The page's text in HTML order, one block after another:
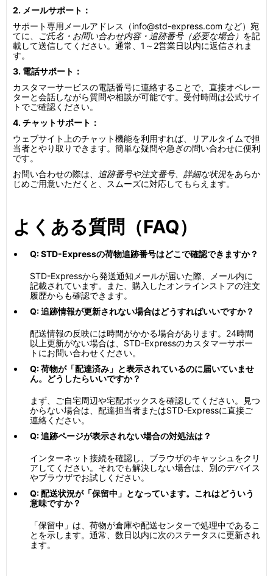
2. メールサポート：
サポート専用メールアドレス（info@std-express.com など）宛
てに、
ご氏名・お問い合わせ内容・追跡番号（必要な場合） を記
載して送信してください。通常、1～2営業日以内に返信されま
す。
3. 電話サポート：
カスタマーサービスの電話番号に連絡することで、直接オペレー
ターと会話しながら質問や相談が可能です。受付時間は公式サイ
トでご確認ください。
4. チャットサポート：
ウェブサイト上のチャット機能を利用すれば、リアルタイムで担
当者とやり取りできます。簡単な疑問や急ぎの問い合わせに便利
です。
お問い合わせの際は、
追跡番号や注文番号、詳細な状況をあらか
じめご用意いただくと、スムーズに対応してもらえます。
よくある質問（FAQ）
Q: STD-Expressの荷物追跡番号はどこで確認できますか？
STD-Expressから発送通知メールが届いた際、メール内に
記載されています。また、購入したオンラインストアの注文
履歴からも確認できます。
Q: 追跡情報が更新されない場合はどうすればいいですか？
配送情報の反映には時間がかかる場合があります。24時間
以上更新がない場合は、STD-Expressのカスタマーサポー
トにお問い合わせください。
Q: 荷物が「配達済み」と表示されているのに届いていませ
ん。どうしたらいいですか？
まず、ご自宅周辺や宅配ボックスを確認してください。見つ
からない場合は、配達担当者またはSTD-Expressに直接ご
連絡ください。
Q: 追跡ページが表示されない場合の対処法は？
インターネット接続を確認し、ブラウザのキャッシュをクリ
アしてください。それでも解決しない場合は、別のデバイス
やブラウザでお試しください。
Q: 配送状況が「保留中」となっています。これはどういう
意味ですか？
「保留中」は、荷物が倉庫や配送センターで処理中であるこ
とを示します。通常、数日以内に次のステータスに更新され
ます。